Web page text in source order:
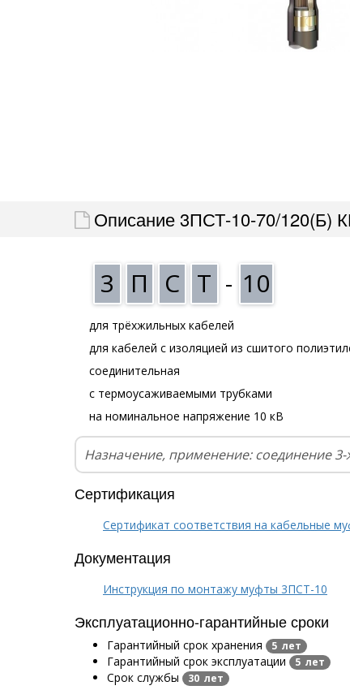
Описание 3ПСТ-10-70/120(Б)
3 П С Т - 10
для трёхжильных кабелей
для кабелей с изоляцией из сшитого
соединительная
с термоусаживаемыми трубками
на номинальное напряжение 10 кВ
Назначение, применение: соединение
Сертификация
Сертификат соответствия на кабельные
Документация
Инструкция по монтажу муфты 3ПСТ-10
Эксплуатационно-гарантийные сроки
Гарантийный срок хранения 5 лет
Гарантийный срок эксплуатации 5 лет
Срок службы 30 лет